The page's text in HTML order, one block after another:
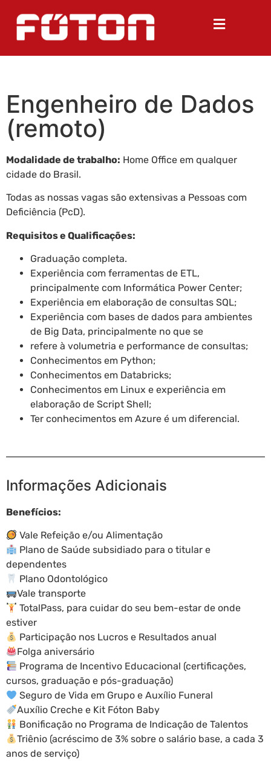
Engenheiro de Dados
(remoto)
Modalidade de trabalho: Home Office em qualquer
cidade do Brasil.
Todas as nossas vagas são extensivas a Pessoas com
Deficiência (PcD).
Requisitos e Qualificações:
Graduação completa.
Experiência com ferramentas de ETL,
principalmente com Informática Power Center;
Experiência em elaboração de consultas SQL;
Experiência com bases de dados para ambientes
de Big Data, principalmente no que se
refere à volumetria e performance de consultas;
Conhecimentos em Python;
Conhecimentos em Databricks;
Conhecimentos em Linux e experiência em
elaboração de Script Shell;
Ter conhecimentos em Azure é um diferencial.
Informações Adicionais
Benefícios:
Vale Refeição e/ou Alimentação
Plano de Saúde subsidiado para o titular e
dependentes
Plano Odontológico
Vale transporte
TotalPass, para cuidar do seu bem-estar de onde
estiver
Participação nos Lucros e Resultados anual
Folga aniversário
Programa de Incentivo Educacional (certificações,
cursos, graduação e pós-graduação)
Seguro de Vida em Grupo e Auxílio Funeral
Auxílio Creche e Kit Fóton Baby
Bonificação no Programa de Indicação de Talentos
Triênio (acréscimo de 3% sobre o salário base, a cada 3
anos de serviço)